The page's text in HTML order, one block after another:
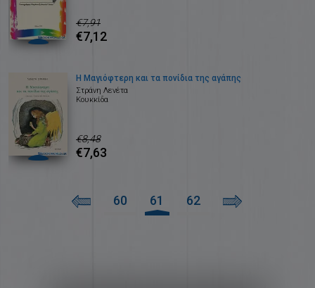
€7,91
€7,12
Η Μαγιόφτερη και τα πονίδια της αγάπης
Στράνη Λενέτα
Κουκκίδα
€8,48
€7,63
60 61 62